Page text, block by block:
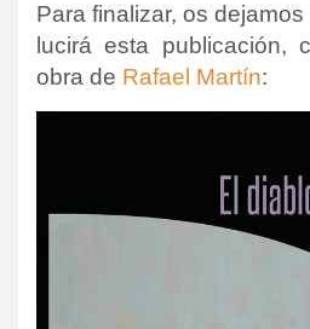
Para finalizar, os
lucirá esta publicación,
obra de Rafael Martín: